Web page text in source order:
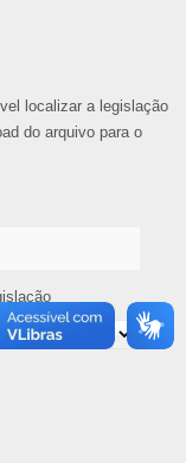
localizar a legislação
do arquivo para o